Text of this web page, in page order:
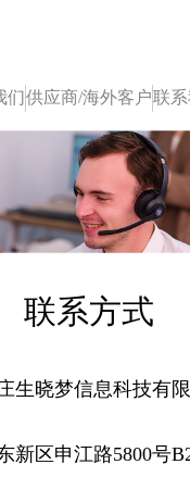
们供应商/海外客户联
联系方式
生晓梦信息科技有
新区申江路5800号